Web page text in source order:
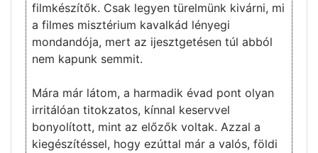
filmkészítők. Csak legyen türelmünk kivárni, mi
a filmes misztérium kavalkád lényegi
mondandója, mert az ijesztgetésen túl abból
nem kapunk semmit.
Mára már látom, a harmadik évad pont olyan
irritálóan titokzatos, kínnal keservvel
bonyolított, mint az előzők voltak. Azzal a
kiegészítéssel, hogy ezúttal már a valós, földi